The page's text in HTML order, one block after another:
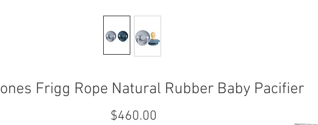
Frigg Rope Natural Rubber Baby Pacifier
$460.00